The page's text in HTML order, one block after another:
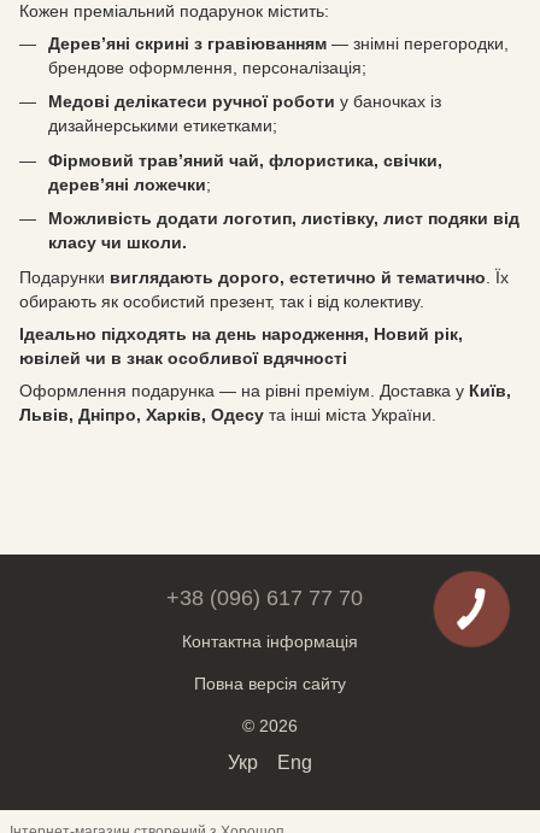
Кожен преміальний подарунок містить:
Дерев’яні скрині з гравіюванням — знімні перегородки,
брендове оформлення, персоналізація;
Медові делікатеси ручної роботи у баночках із
дизайнерськими етикетками;
Фірмовий трав’яний чай, флористика, свічки,
дерев’яні ложечки;
Можливість додати логотип, листівку, лист подяки від
класу чи школи.
Подарунки виглядають дорого, естетично й тематично . Їх
обирають як особистий презент, так і від колективу.
Ідеально підходять на день народження, Новий рік,
ювілей чи в знак особливої вдячності
Оформлення подарунка — на рівні преміум. Доставка у Київ,
Львів, Дніпро, Харків, Одесу та інші міста України.
+38 (096) 617 77 70
Контактна інформація
Повна версія сайту
© 2026
Укр Eng